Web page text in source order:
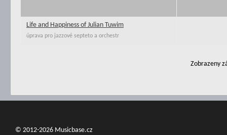
Life and Happiness of Julian Tuwim
úprava pro jazzové septeto a orchestr
Zobrazeny
© 2012-2026 Musicbase.cz